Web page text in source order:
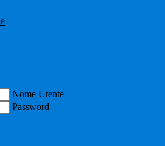
Nome Utente
Password